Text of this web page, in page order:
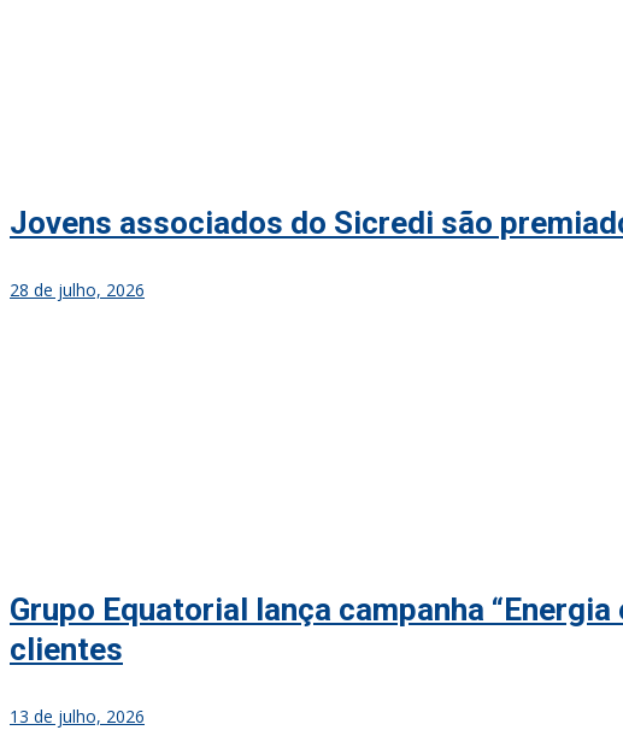
Jovens associados do Sicredi são
28 de julho, 2026
Grupo Equatorial lança campanha
clientes
13 de julho, 2026